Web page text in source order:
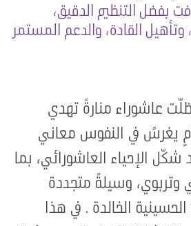
بفضل التنظيم الدقيق،
وتأهيل القادة، والدعم المستمر
عاشوراء منارةً تهدي
يغرسُ في النفوس معاني
شكّل الإحياء العاشورائي، بما
وتربوي، وسيلةً متجددة
الخالدة . في هذا